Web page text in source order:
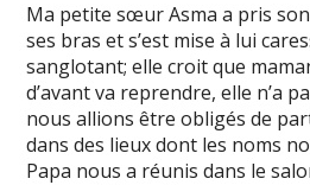
Ma petite sœur Asma a pris
ses bras et s’est mise à lui
sanglotant; elle croit que
d’avant va reprendre, elle n’a
nous allions être obligés de
dans des lieux dont les noms
Papa nous a réunis dans le